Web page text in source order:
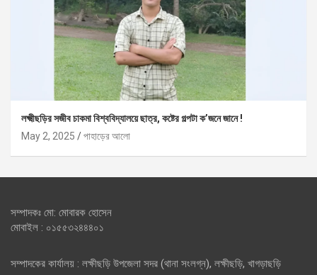
লক্ষ্মীছড়ির সজীব চাকমা বিশ্ববিদ্যালয়ে ছাত্র, কষ্টের গল্পটা ক’জনে জানে !
May 2, 2025
পাহাড়ের আলো
সম্পাদকঃ মো: মোবারক হোসেন
মোবাইল : ০১৫৫৩২৪৪৪০১
সম্পাদকের কার্যালয় : লক্ষীছড়ি উপজেলা সদর (থানা সংলগ্ন), লক্ষীছড়ি, খাগড়াছড়ি